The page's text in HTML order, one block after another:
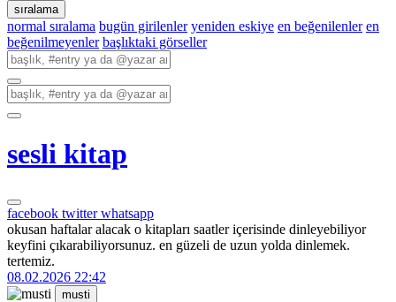
sıralama
normal sıralama bugün girilenler yeniden eskiye en beğenilenler en
beğenilmeyenler başlıktaki görseller
sesli kitap
facebook twitterwhatsapp
okusan haftalar alacak o kitapları saatler içerisinde dinleyebiliyor
keyfini çıkarabiliyorsunuz. en güzeli de uzun yolda dinlemek.
tertemiz.
08.02.2026 22:42
musti